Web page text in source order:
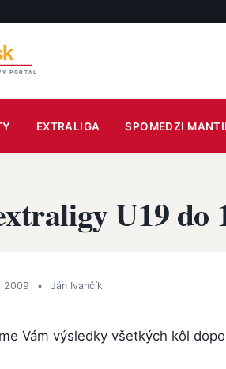
EXTRALIGA SPOMEDZI
U19 do
2009 • Ján Ivančík
Vám výsledky všetkých kôl